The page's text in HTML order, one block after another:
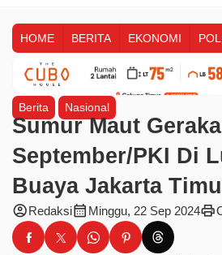
HOME BERITA EKONOMI
Berita Nasional
Sumur Maut
September/PKI Di
Buaya Jakarta
account_circleRedaksicalendar_month Minggu, 22 Sep 2024print